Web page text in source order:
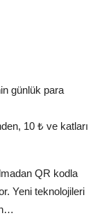
günlük para
10 ₺ ve katları
QR kodla
Yeni teknolojileri